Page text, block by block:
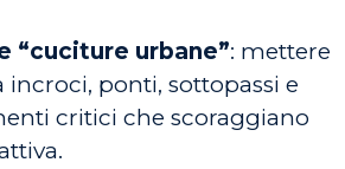
“cuciture urbane”: mettere
incroci, ponti, sottopassi e
critici che scoraggiano